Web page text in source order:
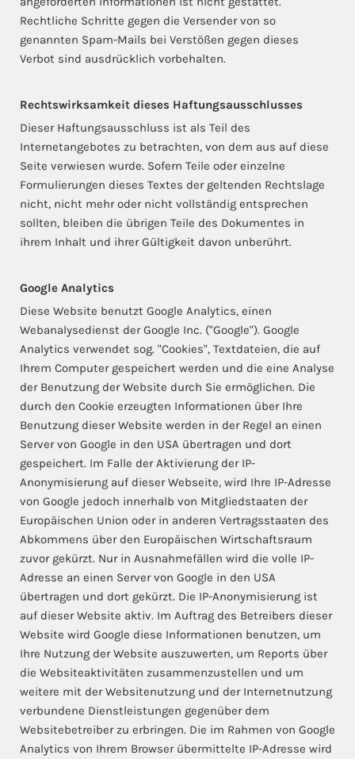
Rechtliche Schritte gegen die Versender von so
genannten Spam-Mails bei Verstößen gegen dieses
Verbot sind ausdrücklich vorbehalten.
Rechtswirksamkeit dieses Haftungsausschlusses
Dieser Haftungsausschluss ist als Teil des
Internetangebotes zu betrachten, von dem aus auf diese
Seite verwiesen wurde. Sofern Teile oder einzelne
Formulierungen dieses Textes der geltenden Rechtslage
nicht, nicht mehr oder nicht vollständig entsprechen
sollten, bleiben die übrigen Teile des Dokumentes in
ihrem Inhalt und ihrer Gültigkeit davon unberührt.
Google Analytics
Diese Website benutzt Google Analytics, einen
Webanalysedienst der Google Inc. ("Google"). Google
Analytics verwendet sog. "Cookies", Textdateien, die auf
Ihrem Computer gespeichert werden und die eine Analyse
der Benutzung der Website durch Sie ermöglichen. Die
durch den Cookie erzeugten Informationen über Ihre
Benutzung dieser Website werden in der Regel an einen
Server von Google in den USA übertragen und dort
gespeichert. Im Falle der Aktivierung der IP-
Anonymisierung auf dieser Webseite, wird Ihre IP-Adresse
von Google jedoch innerhalb von Mitgliedstaaten der
Europäischen Union oder in anderen Vertragsstaaten des
Abkommens über den Europäischen Wirtschaftsraum
zuvor gekürzt. Nur in Ausnahmefällen wird die volle IP-
Adresse an einen Server von Google in den USA
übertragen und dort gekürzt. Die IP-Anonymisierung ist
auf dieser Website aktiv. Im Auftrag des Betreibers dieser
Website wird Google diese Informationen benutzen, um
Ihre Nutzung der Website auszuwerten, um Reports über
die Websiteaktivitäten zusammenzustellen und um
weitere mit der Websitenutzung und der Internetnutzung
verbundene Dienstleistungen gegenüber dem
Websitebetreiber zu erbringen. Die im Rahmen von Google
Analytics von Ihrem Browser übermittelte IP-Adresse wird